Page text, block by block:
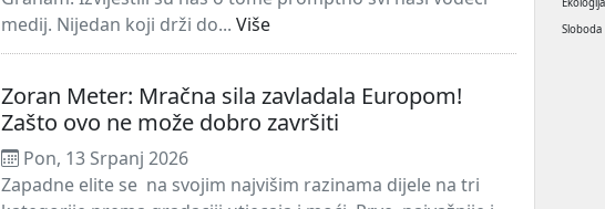
medij. Nijedan koji drži do... Više
Zoran Meter: Mračna sila zavladala Europom!
Zašto ovo ne može dobro završiti
Pon, 13 Srpanj 2026
Zapadne elite se na svojim najvišim razinama dijele na tri
Ekologija
Sloboda